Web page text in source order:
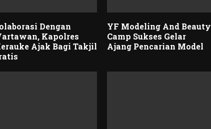
Dengan
Kapolres
Ajak Bagi Takjil
YF Modeling And Beauty
Camp Sukses Gelar
Ajang Pencarian Model